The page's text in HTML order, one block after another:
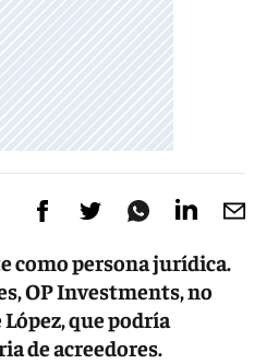
como persona jurídica.
OP Investments, no
que podría
de acreedores.